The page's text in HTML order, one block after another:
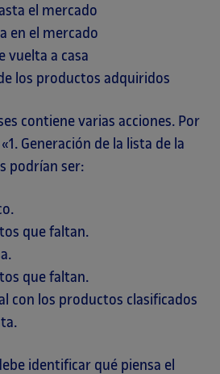
el mercado
en el mercado
vuelta a casa
los productos adquiridos
contiene varias acciones. Por
Generación de la lista de la
podrían ser:
que faltan.
que faltan.
con los productos clasificados
identificar qué piensa el